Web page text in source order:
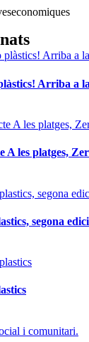
Arriba a
A les platges,
segona